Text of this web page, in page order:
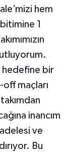
hem
1
hedefine bir
off maçları
inancım
ve
Bu